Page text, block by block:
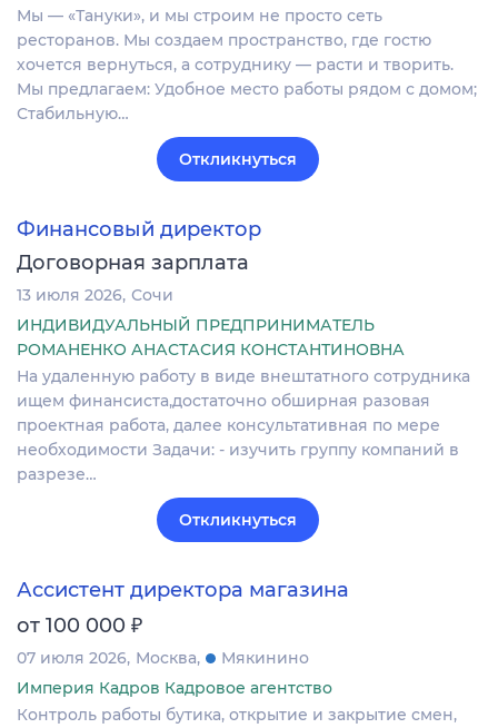
Мы — «Тануки», и мы строим не просто сеть
ресторанов. Мы создаем пространство, где гостю
хочется вернуться, а сотруднику — расти и творить.
Мы предлагаем: Удобное место работы рядом с домом;
Стабильную…
Откликнуться
Финансовый директор
Договорная зарплата
13 июля 2026 Сочи
ИНДИВИДУАЛЬНЫЙ ПРЕДПРИНИМАТЕЛЬ
РОМАНЕНКО АНАСТАСИЯ КОНСТАНТИНОВНА
На удаленную работу в виде внештатного сотрудника
ищем финансиста,достаточно обширная разовая
проектная работа, далее консультативная по мере
необходимости Задачи: - изучить группу компаний в
разрезе…
Откликнуться
Ассистент директора магазина
от 100 000 ₽
07 июля 2026 Москва
Мякинино
Империя Кадров Кадровое агентство
Контроль работы бутика, открытие и закрытие смен,